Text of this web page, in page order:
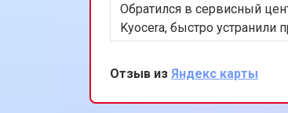
Обратился в сервисный
Kyocera, быстро устранили
связанную с блоком
был выполнен в течение дня,
устройство снова работает
безупречно, очень доволен
Отзыв из Яндекс карты